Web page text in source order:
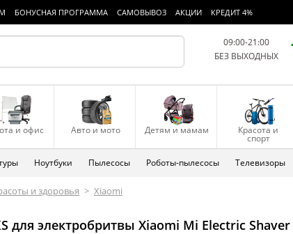
БОНУСНАЯ ПРОГРАММА САМОВЫВОЗ АКЦИИ КРЕДИТ 4%
09:00-21:00
БЕЗ ВЫХОДНЫХ
и офис Авто и мото Детям и мамам Красота и
спорт
Ноутбуки Пылесосы Роботы-пылесосы Телевизоры
и здоровья > Xiaomi
для электробритвы Xiaomi Mi Electric